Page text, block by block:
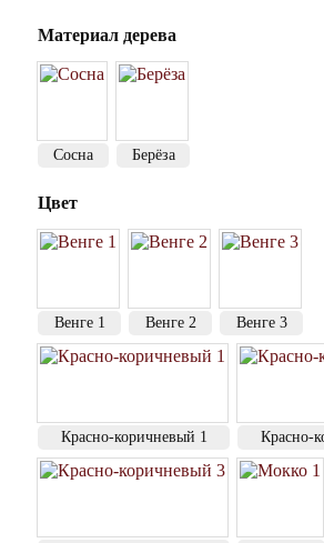
Материал дерева
Сосна Берёза
Цвет
Венге 1 Венге 2 Венге 3
Красно-коричневый 1 Красно-